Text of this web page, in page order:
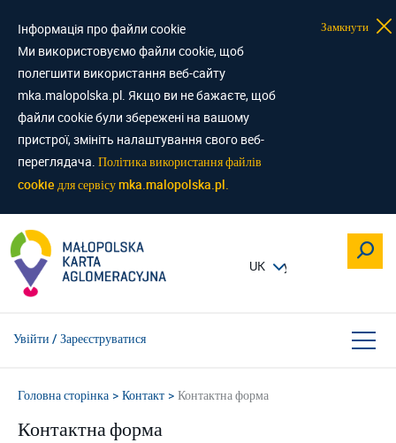
Інформація про файли cookie
Ми використовуємо файли cookie, щоб
полегшити використання веб-сайту
mka.malopolska.pl. Якщо ви не бажаєте, щоб
файли cookie були збережені на вашому
пристрої, змініть налаштування свого веб-
переглядача. Політика використання файлів
cookie для сервісу mka.malopolska.pl.
Замкнути
Увійти / Зареєструватися
Головна сторінка Контакт Контактна форма
Контактна форма